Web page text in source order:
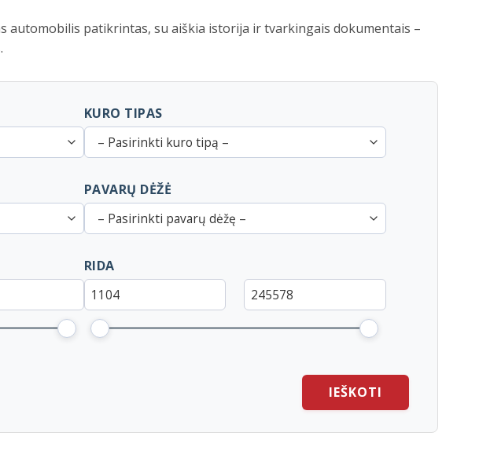
nuo
automobilis patikrintas, su aiškia istorija ir tvarkingais dokumentais –
KURO TIPAS
– Pasirinkti kuro tipą –
PAVARŲ DĖŽĖ
– Pasirinkti pavarų dėžę –
RIDA
IEŠKOTI